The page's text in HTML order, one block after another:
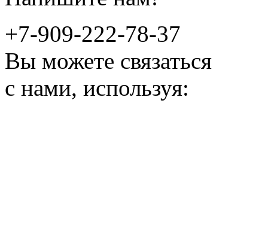
+7-909-222-78-37
Вы можете связаться
с нами, используя: